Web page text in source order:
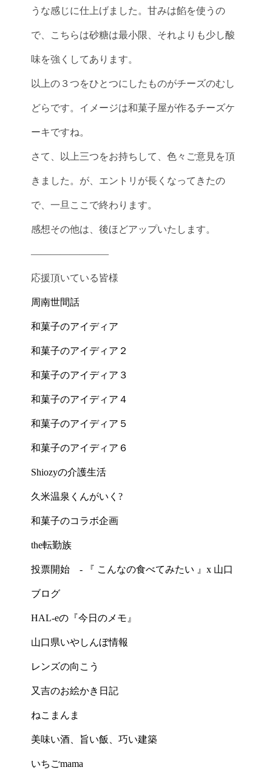
うな感じに仕上げました。甘みは餡を使うの
で、こちらは砂糖は最小限、それよりも少し酸
味を強くしてあります。
以上の３つをひとつにしたものがチーズのむし
どらです。イメージは和菓子屋が作るチーズケ
ーキですね。
さて、以上三つをお持ちして、色々ご意見を頂
きました。が、エントリが長くなってきたの
で、一旦ここで終わります。
感想その他は、後ほどアップいたします。
————————
応援頂いている皆様
周南世間話
和菓子のアイディア
和菓子のアイディア２
和菓子のアイディア３
和菓子のアイディア４
和菓子のアイディア５
和菓子のアイディア６
Shiozyの介護生活
久米温泉くんがいく?
和菓子のコラボ企画
the転勤族
投票開始 - 『 こんなの食べてみたい 』x 山口
ブログ
HAL-eの『今日のメモ』
山口県いやしんぼ情報
レンズの向こう
又吉のお絵かき日記
ねこまんま
美味い酒、旨い飯、巧い建築
いちごmama